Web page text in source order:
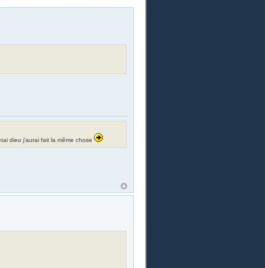
dieu j'aurai fait la même chose